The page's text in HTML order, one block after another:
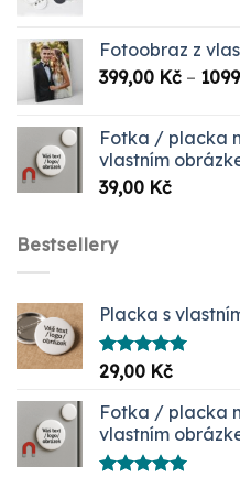
Fotoobraz z
399,00 Kč –
Fotka / placka
vlastním
39,00 Kč
Bestsellery
Placka s
Hodnocení
5.00
29,00 Kč
Fotka / placka
vlastním